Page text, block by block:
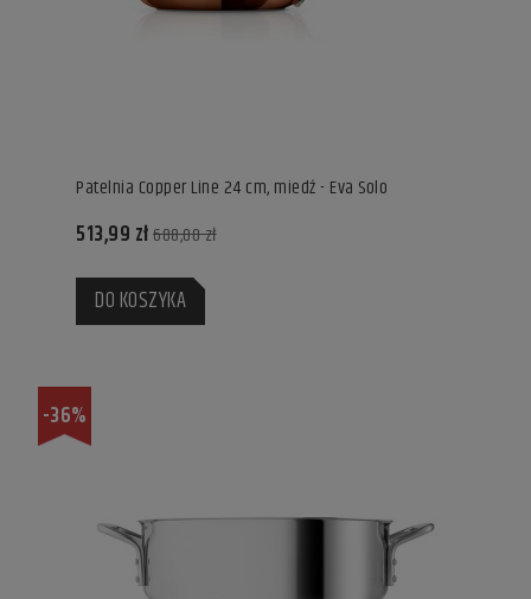
Patelnia Copper Line 24 cm, miedź - Eva Solo
513,99 zł688,00 zł
DO KOSZYKA
-36%